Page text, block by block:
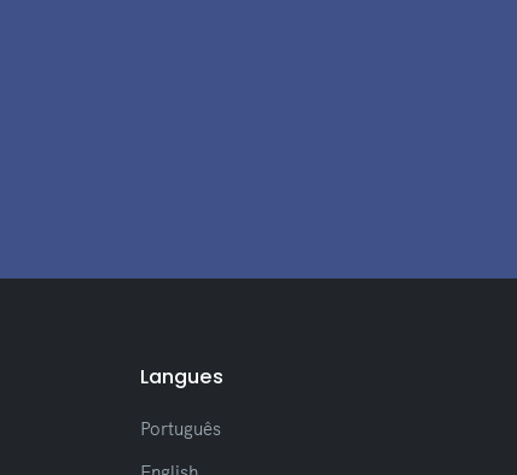
Langues
Português